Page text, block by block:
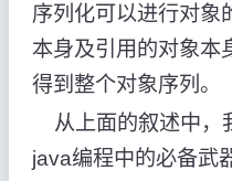
序列化可以进行对象
本身及引用的对象本
得到整个对象序列。
从上面的叙述中，
java编程中的必备武